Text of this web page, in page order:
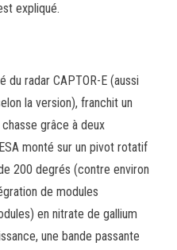
expliqué.
du radar CAPTOR-E (aussi
la version), franchit un
grâce à deux
monté sur un pivot rotatif
200 degrés (contre environ
de modules
en nitrate de gallium
une bande passante